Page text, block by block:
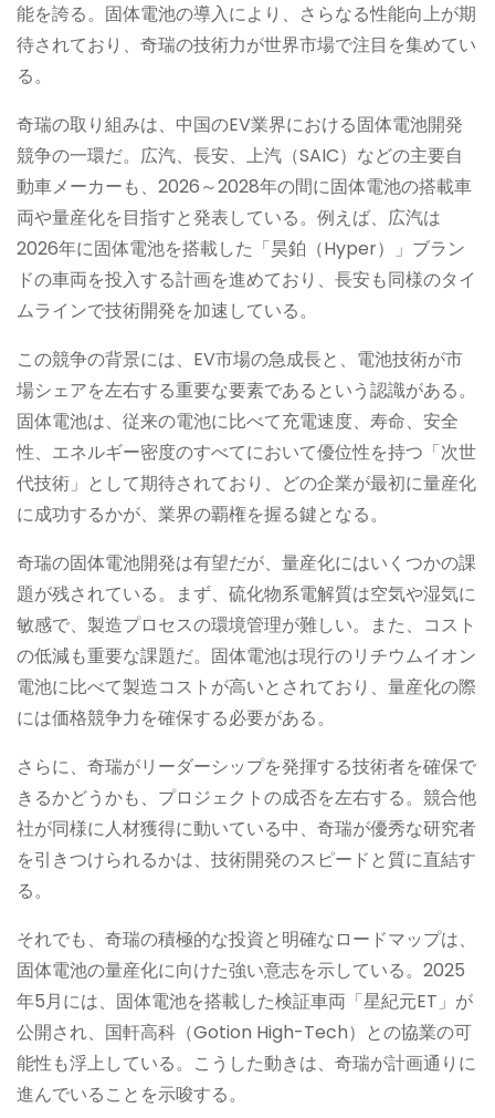
能を誇る。固体電池の導入により、さらなる性能向上が期
待されており、奇瑞の技術力が世界市場で注目を集めてい
る。
奇瑞の取り組みは、中国のEV業界における固体電池開発
競争の一環だ。広汽、長安、上汽（SAIC）などの主要自
動車メーカーも、2026～2028年の間に固体電池の搭載車
両や量産化を目指すと発表している。例えば、広汽は
2026年に固体電池を搭載した「昊鉑（Hyper）」ブラン
ドの車両を投入する計画を進めており、長安も同様のタイ
ムラインで技術開発を加速している。
この競争の背景には、EV市場の急成長と、電池技術が市
場シェアを左右する重要な要素であるという認識がある。
固体電池は、従来の電池に比べて充電速度、寿命、安全
性、エネルギー密度のすべてにおいて優位性を持つ「次世
代技術」として期待されており、どの企業が最初に量産化
に成功するかが、業界の覇権を握る鍵となる。
奇瑞の固体電池開発は有望だが、量産化にはいくつかの課
題が残されている。まず、硫化物系電解質は空気や湿気に
敏感で、製造プロセスの環境管理が難しい。また、コスト
の低減も重要な課題だ。固体電池は現行のリチウムイオン
電池に比べて製造コストが高いとされており、量産化の際
には価格競争力を確保する必要がある。
さらに、奇瑞がリーダーシップを発揮する技術者を確保で
きるかどうかも、プロジェクトの成否を左右する。競合他
社が同様に人材獲得に動いている中、奇瑞が優秀な研究者
を引きつけられるかは、技術開発のスピードと質に直結す
る。
それでも、奇瑞の積極的な投資と明確なロードマップは、
固体電池の量産化に向けた強い意志を示している。2025
年5月には、固体電池を搭載した検証車両「星紀元ET」が
公開され、国軒高科（Gotion High-Tech）との協業の可
能性も浮上している。こうした動きは、奇瑞が計画通りに
進んでいることを示唆する。